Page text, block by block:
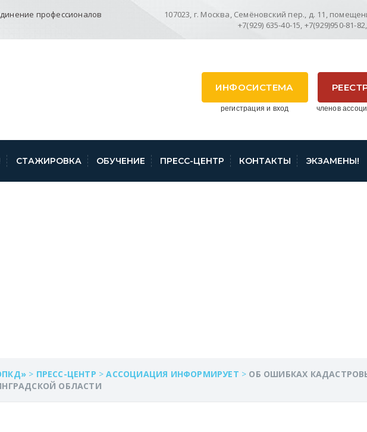
профессионалов
107023, г. Москва, Семёновский пер., д. 11,
+7(929) 635-40-15, +7(929)950-81-
членов
ИНФОСИСТЕМА
регистрация и вход
СТАЖИРОВКА ОБУЧЕНИЕ ПРЕСС-ЦЕНТР КОНТАКТЫ ЭКЗАМЕНЫ!
> ПРЕСС-ЦЕНТР >АССОЦИАЦИЯ ИНФОРМИРУЕТ > ОБ ОШИБКАХ
ОБЛАСТИ